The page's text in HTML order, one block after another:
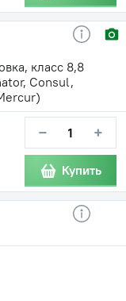
класс 8,8
Consul,
− +
Купить